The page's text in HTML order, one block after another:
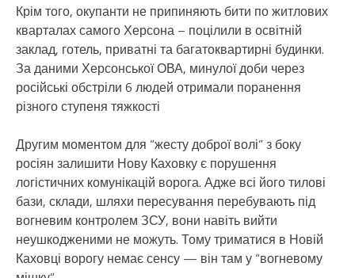
Крім того, окупанти не припиняють бити по житлових
кварталах самого Херсона – поцілили в освітній
заклад, готель, приватні та багатоквартирні будинки.
За даними Херсонської ОВА, минулої доби через
російські обстріли 6 людей отримали поранення
різного ступеня тяжкості
Другим моментом для “жесту доброї волі” з боку
росіян залишити Нову Каховку є порушення
логістичних комунікацій ворога. Адже всі його тилові
бази, склади, шляхи пересування перебувають під
вогневим контролем ЗСУ, вони навіть вийти
неушкодженими не можуть. Тому триматися в Новій
Каховці ворогу немає сенсу — він там у “вогневому